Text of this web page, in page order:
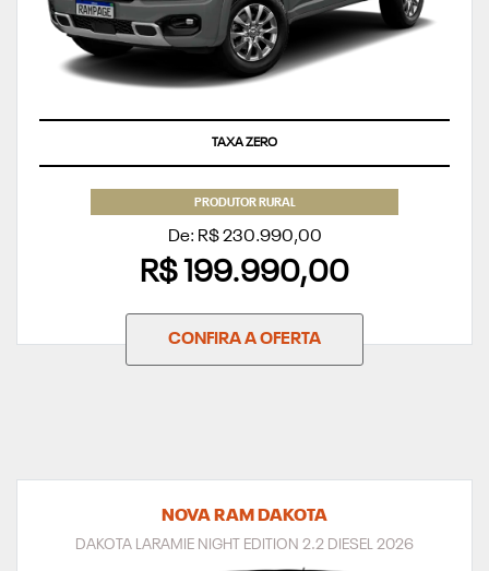
TAXA ZERO
PRODUTOR RURAL
De: R$ 230.990,00
R$ 199.990,00
CONFIRA A OFERTA
NOVA RAM DAKOTA
DAKOTA LARAMIE NIGHT EDITION 2.2 DIESEL 2026